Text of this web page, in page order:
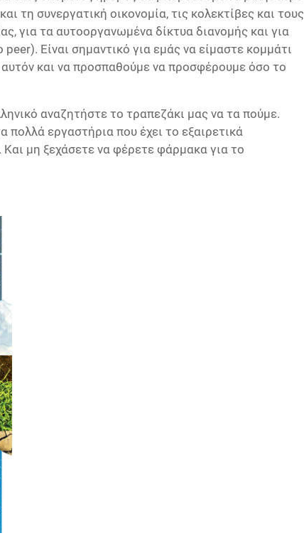
τη συνεργατική οικονομία, τις κολεκτίβες και τους
για τα αυτοοργανωμένα δίκτυα διανομής και για
Είναι σημαντικό για εμάς να είμαστε κομμάτι
και να προσπαθούμε να προσφέρουμε όσο το
αναζητήστε το τραπεζάκι μας να τα πούμε.
εργαστήρια που έχει το εξαιρετικά
μη ξεχάσετε να φέρετε φάρμακα για το